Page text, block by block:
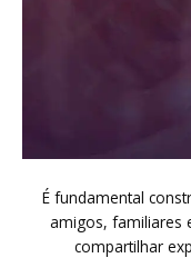
É fundamental
amigos, familiares
compartilhar